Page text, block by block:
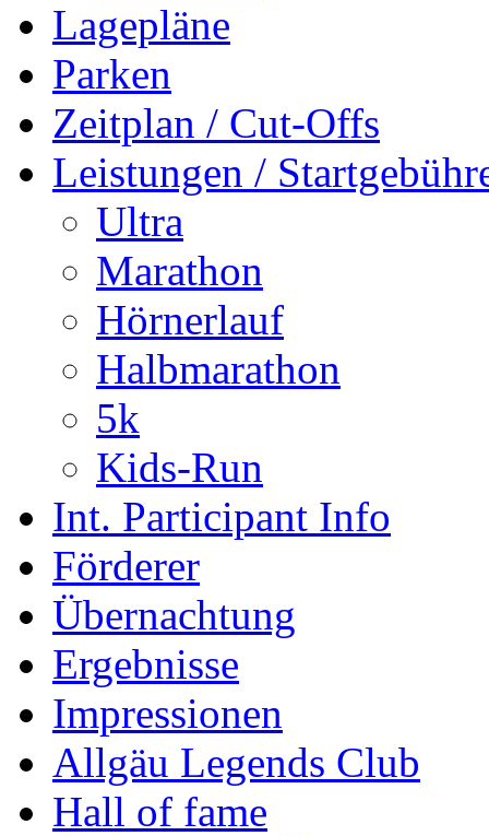
Lagepläne
Parken
Zeitplan / Cut-Offs
Leistungen /
Ultra
Marathon
Hörnerlauf
Halbmarathon
5k
Kids-Run
Int. Participant Info
Förderer
Übernachtung
Ergebnisse
Impressionen
Allgäu Legends Club
Hall of fame